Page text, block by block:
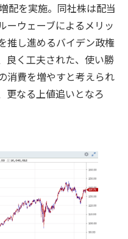
配を実施。同社株は配当
ーウェーブによるメリッ
推し進めるバイデン政権
良く工夫された、使い勝
消費を増やすと考えられ
更なる上値追いとなろ